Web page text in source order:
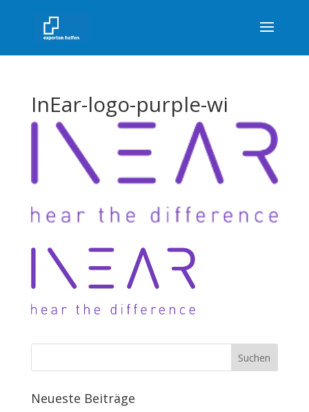
InEar-logo-purple-wi
Neueste Beiträge